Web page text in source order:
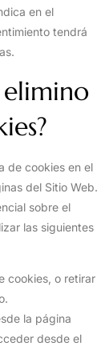
en el
tendrá
de cookies en el
del Sitio Web.
sobre el
las siguientes
cookies, o retirar
la página
desde el